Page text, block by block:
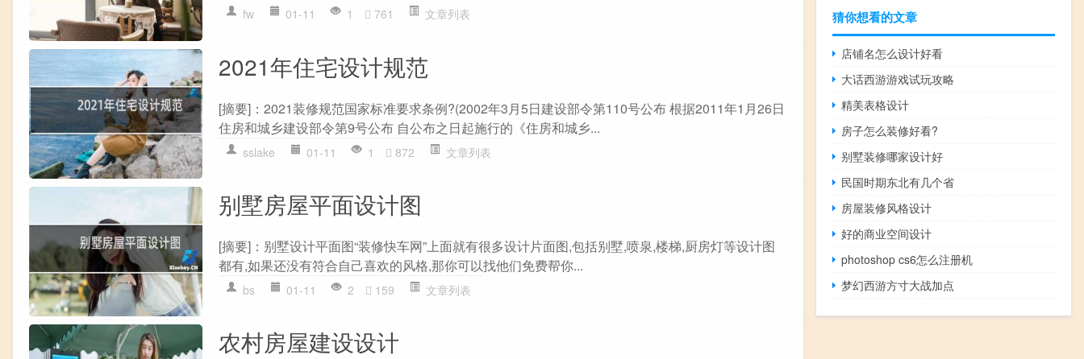
fw 01-11 1 761 文章列表
2021年住宅设计规范
[摘要]：2021装修规范国家标准要求条例?(2002年3月5日建设部令第110号公布 根据2011年1月26日
住房和城乡建设部令第9号公布 自公布之日起施行的《住房和城乡...
sslake 01-11 1 872 文章列表
别墅房屋平面设计图
[摘要]：别墅设计平面图“装修快车网”上面就有很多设计片面图,包括别墅,喷泉,楼梯,厨房灯等设计图
都有,如果还没有符合自己喜欢的风格,那你可以找他们免费帮你...
bs 01-11 2 159 文章列表
农村房屋建设设计
猜你想看的文章
店铺名怎么设计好看
大话西游游戏试玩攻略
精美表格设计
房子怎么装修好看?
别墅装修哪家设计好
民国时期东北有几个省
房屋装修风格设计
好的商业空间设计
photoshop cs6怎么注册机
梦幻西游方寸大战加点